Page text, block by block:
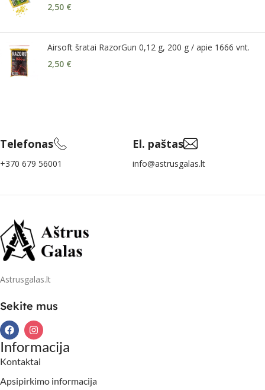
2,50 €
Airsoft šratai RazorGun 0,12 g, 200 g / apie 1666 vnt.
2,50 €
Telefonas
+370 679 56001
El. paštas
info@astrusgalas.lt
Astrusgalas.lt
Sekite mus
Informacija
Kontaktai
Apsipirkimo informacija